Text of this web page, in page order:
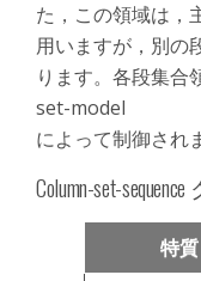
た，この領域は，
用いますが，別の
ります。各段集合
set-model
によって制御され
Column-set-
特質